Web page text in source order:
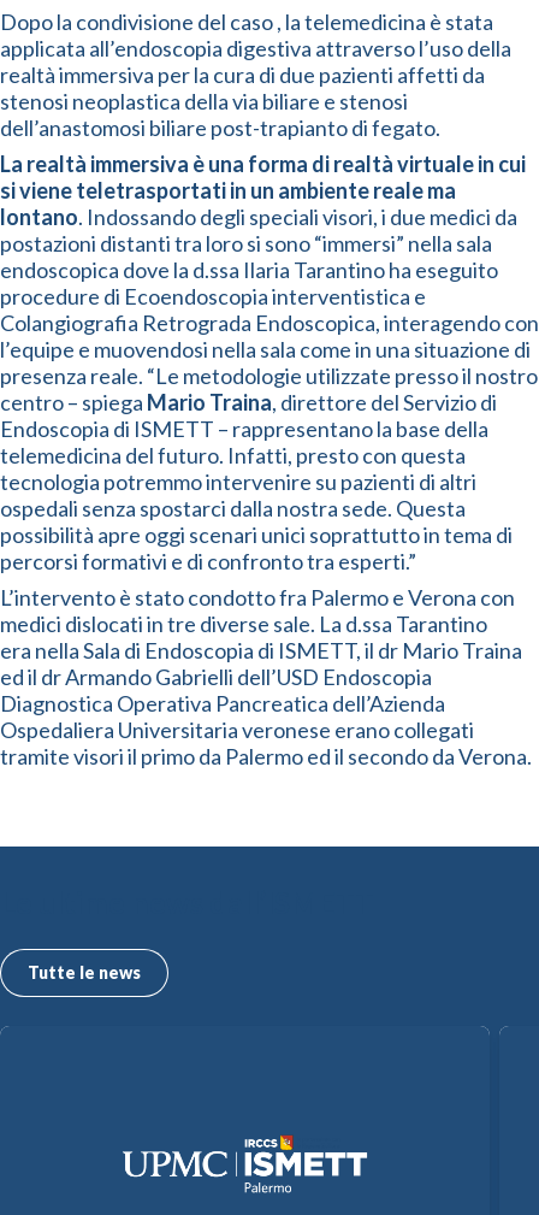
Dopo la condivisione del caso , la telemedicina è stata
applicata all’endoscopia digestiva attraverso l’uso della
realtà immersiva per la cura di due pazienti affetti da
stenosi neoplastica della via biliare e stenosi
dell’anastomosi biliare post-trapianto di fegato.
La realtà immersiva è una forma di realtà virtuale in cui
si viene teletrasportati in un ambiente reale ma
lontano. Indossando degli speciali visori, i due medici da
postazioni distanti tra loro si sono “immersi” nella sala
endoscopica dove la d.ssa Ilaria Tarantino ha eseguito
procedure di Ecoendoscopia interventistica e
Colangiografia Retrograda Endoscopica, interagendo con
l’equipe e muovendosi nella sala come in una situazione di
presenza reale. “Le metodologie utilizzate presso il nostro
centro – spiega Mario Traina, direttore del Servizio di
Endoscopia di ISMETT – rappresentano la base della
telemedicina del futuro. Infatti, presto con questa
tecnologia potremmo intervenire su pazienti di altri
ospedali senza spostarci dalla nostra sede. Questa
possibilità apre oggi scenari unici soprattutto in tema di
percorsi formativi e di confronto tra esperti.”
L’intervento è stato condotto fra Palermo e Verona con
medici dislocati in tre diverse sale. La d.ssa Tarantino
era nella Sala di Endoscopia di ISMETT, il dr Mario Traina
ed il dr Armando Gabrielli dell’USD Endoscopia
Diagnostica Operativa Pancreatica dell’Azienda
Ospedaliera Universitaria veronese erano collegati
tramite visori il primo da Palermo ed il secondo da Verona.
Tutte le news